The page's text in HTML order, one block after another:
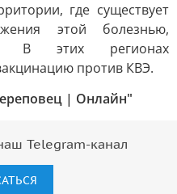
где существует
этой болезнью,
В этих регионах
против КВЭ.
| Онлайн"
Telegram-канал